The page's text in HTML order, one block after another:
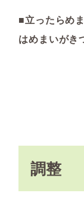
■立ったらめ
はめまいがき
調整